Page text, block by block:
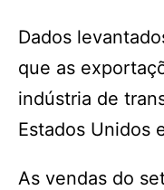
Dados
que as
indústria de
Estados Unidos
As vendas do